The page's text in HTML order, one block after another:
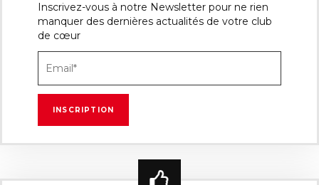
Inscrivez-vous à notre Newsletter pour ne rien
manquer des dernières actualités de votre club
de cœur